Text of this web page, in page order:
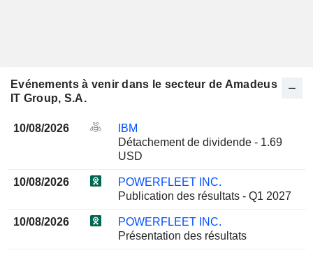
Evénements à venir dans le secteur de Amadeus
IT Group, S.A.
10/08/2026
IBM
Détachement de dividende - 1.69
USD
10/08/2026
POWERFLEET INC.
Publication des résultats - Q1 2027
10/08/2026
POWERFLEET INC.
Présentation des résultats